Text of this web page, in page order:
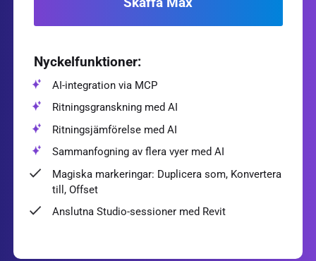
Nyckelfunktioner:
AI-integration via MCP
Ritningsgranskning med AI
Ritningsjämförelse med AI
Sammanfogning av flera vyer med AI
Magiska markeringar: Duplicera som, Konvertera
till, Offset
Anslutna Studio-sessioner med Revit